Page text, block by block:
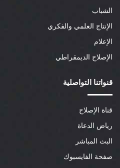
الشباب
الإنتاج العلمي والفكري
الإعلام
الإصلاح الديمقراطي
قنواتنا التواصلية
قناة الإصلاح
رياض الدعاة
البث المباشر
صفحة الفايسبوك